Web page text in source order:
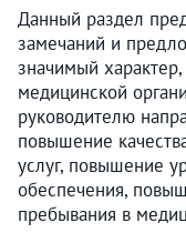
Данный раздел
замечаний и
значимый
медицинской
руководителю
повышение
услуг, повышение
обеспечения,
пребывания в